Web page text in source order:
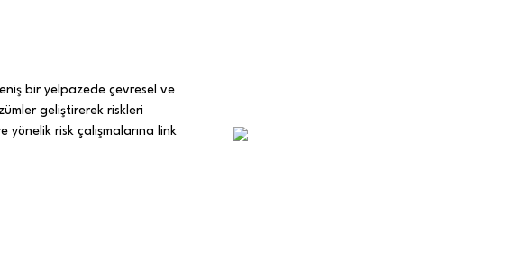
bir yelpazede çevresel ve
geliştirerek riskleri
risk çalışmalarına link